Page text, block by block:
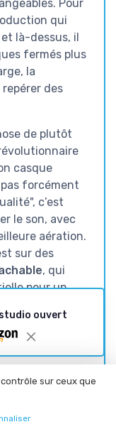
Pour
qui
là-dessus, il
fermés plus
la
des
de plutôt
casque
forcément
c’est
le son, avec
aération.
sur des
, qui
pour un
la prod, du
un casque
sur le plan
envoie du
studio ouvert
sur ceux que